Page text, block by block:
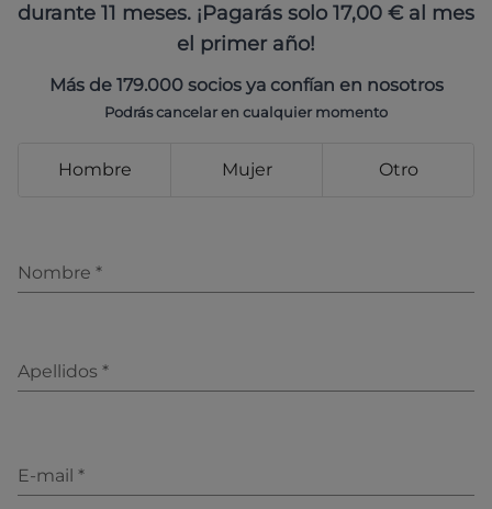
durante 11 meses. ¡Pagarás solo 17,00 € al mes
el primer año!
Más de 179.000 socios ya confían en nosotros
Podrás cancelar en cualquier momento
Hombre Mujer Otro
Nombre *
Apellidos *
E-mail *